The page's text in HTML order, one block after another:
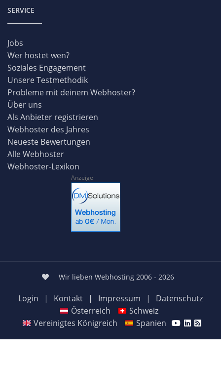
SERVICE
Jobs
Wer hostet wen?
Soziales Engagement
Unsere Testmethodik
Probleme mit deinem Webhoster?
Über uns
Als Anbieter registrieren
Webhoster des Jahres
Neueste Bewertungen
Alle Webhoster
Webhoster-Lexikon
Anzeige
Wir lieben Webhosting 2006 - 2026
Login | Kontakt | Impressum |
Datenschutz
Österreich
Schweiz
Vereinigtes Königreich
Spanien